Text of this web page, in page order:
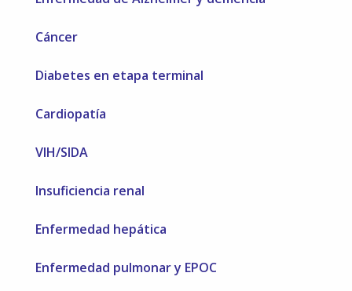
Cáncer
Diabetes en etapa terminal
Cardiopatía
VIH/SIDA
Insuficiencia renal
Enfermedad hepática
Enfermedad pulmonar y EPOC